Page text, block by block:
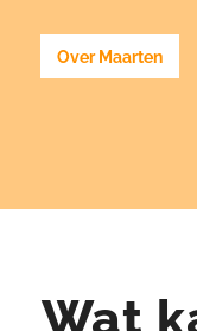
Over Maarten
Wat